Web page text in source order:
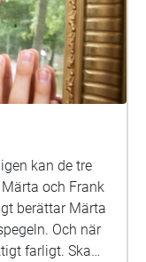
kan de tre
och Frank
berättar Märta
Och när
farligt. Ska